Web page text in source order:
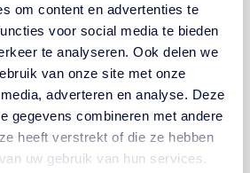
om content en advertenties te
voor social media te bieden
te analyseren. Ook delen we
van onze site met onze
adverteren en analyse. Deze
gegevens combineren met andere
heeft verstrekt of die ze hebben
uw gebruik van hun services.
menu. Mogen wij u een
bezorgen?